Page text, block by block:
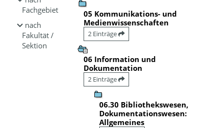
Fachgebiet
nach
Fakultät /
Sektion
05 Kommunikations- und
Medienwissenschaften
2 Einträge
06 Information und
Dokumentation
2 Einträge
06.30 Bibliothekswesen,
Dokumentationswesen:
Allgemeines